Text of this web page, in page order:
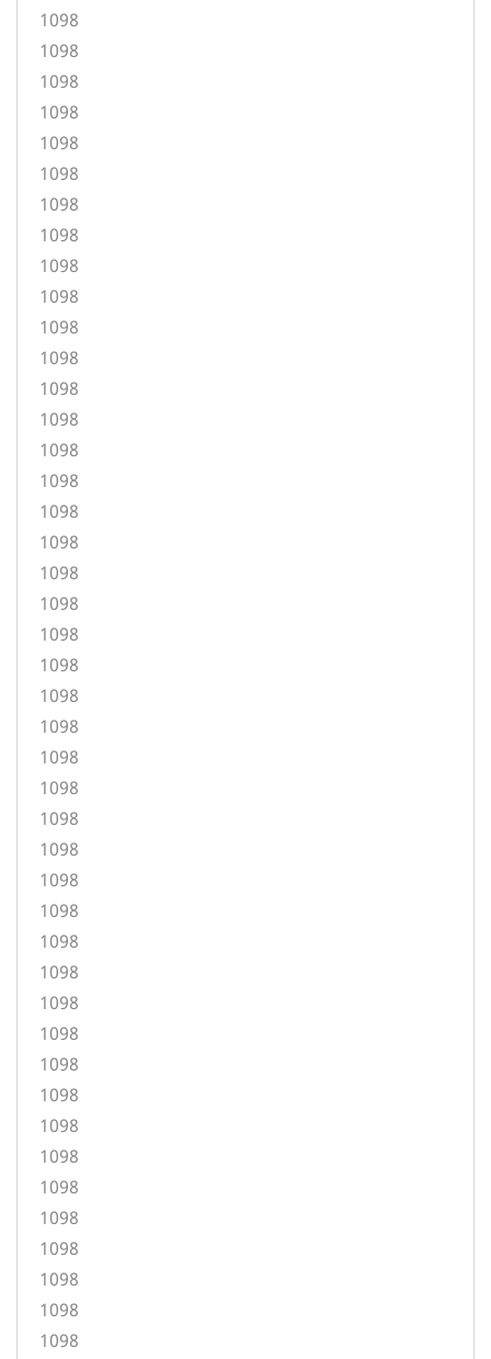
1098
1098
1098
1098
1098
1098
1098
1098
1098
1098
1098
1098
1098
1098
1098
1098
1098
1098
1098
1098
1098
1098
1098
1098
1098
1098
1098
1098
1098
1098
1098
1098
1098
1098
1098
1098
1098
1098
1098
1098
1098
1098
1098
1098